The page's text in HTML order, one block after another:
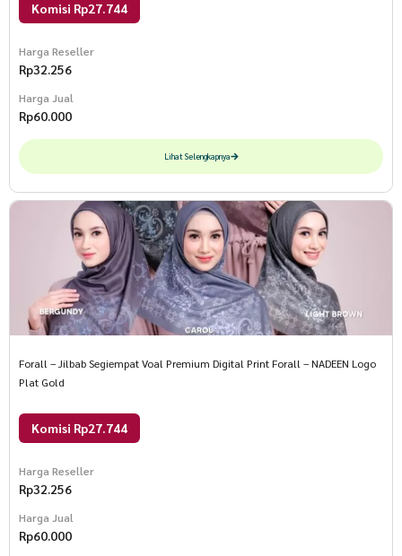
Komisi Rp27.744
Harga Reseller
Rp32.256
Harga Jual
Rp60.000
Lihat Selengkapnya
Forall – Jilbab Segiempat Voal Premium Digital Print Forall – NADEEN Logo
Plat Gold
Komisi Rp27.744
Harga Reseller
Rp32.256
Harga Jual
Rp60.000